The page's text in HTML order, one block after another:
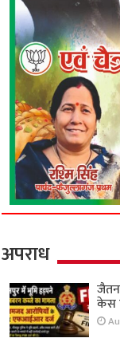
अपराध
केस